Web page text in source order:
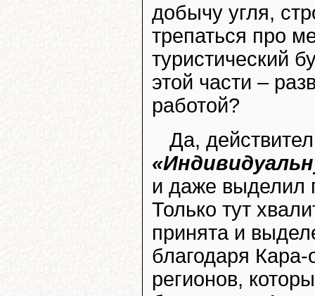
добычу угля,
трепаться про
туристический
этой части –
работой?
Да,
и даже выделил
Только тут
принята и
благодаря
регионов,